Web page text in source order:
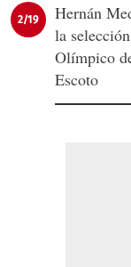
2/19
Hernán
la
Olímpico
Escoto